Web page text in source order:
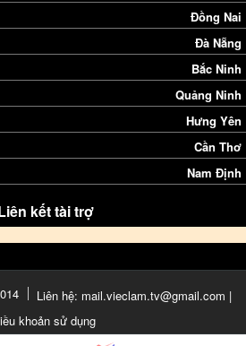
Đồng Nai
Đà Nẵng
Bắc Ninh
Quảng Ninh
Hưng Yên
Cần Thơ
Nam Định
kết tài trợ
Liên hệ: mail.vieclam.tv@gmail.com |
khoản sử dụng